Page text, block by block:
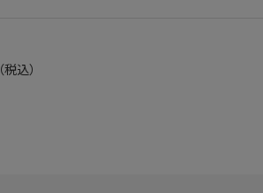
（税込）